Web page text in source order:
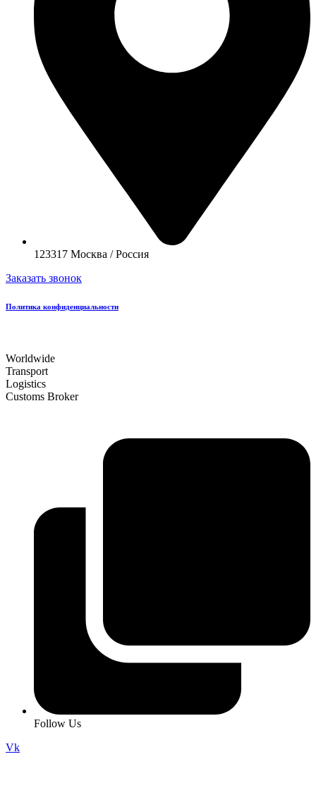
123317 Москва / Россия
Заказать звонок
Политика конфиденциальности
Worldwide
Transport
Logistics
Customs Broker
Follow Us
Vk